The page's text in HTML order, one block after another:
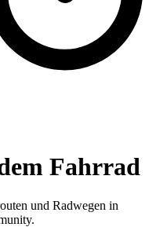
Fahrrad
und Radwegen in